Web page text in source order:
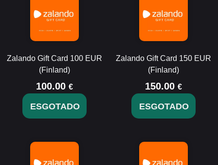
Zalando Gift Card 100 EUR
(Finland)
100.00 €
ESGOTADO
Zalando Gift Card 150 EUR
(Finland)
150.00 €
ESGOTADO